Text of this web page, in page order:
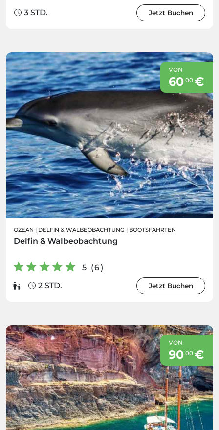
3 STD.
Jetzt Buchen
VON
60 00€
OZEAN | DELFIN & WALBEOBACHTUNG | BOOTSFAHRTEN
Delfin & Walbeobachtung
5 (6)
2 STD.
Jetzt Buchen
VON
90 00€